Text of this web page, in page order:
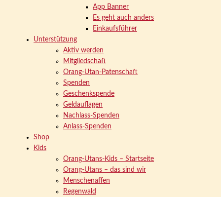
App Banner
Es geht auch anders
Einkaufsführer
Unterstützung
Aktiv werden
Mitgliedschaft
Orang-Utan-Patenschaft
Spenden
Geschenkspende
Geldauflagen
Nachlass-Spenden
Anlass-Spenden
Shop
Kids
Orang-Utans-Kids – Startseite
Orang-Utans – das sind wir
Menschenaffen
Regenwald